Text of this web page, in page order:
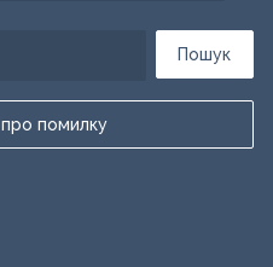
Пошук
помилку